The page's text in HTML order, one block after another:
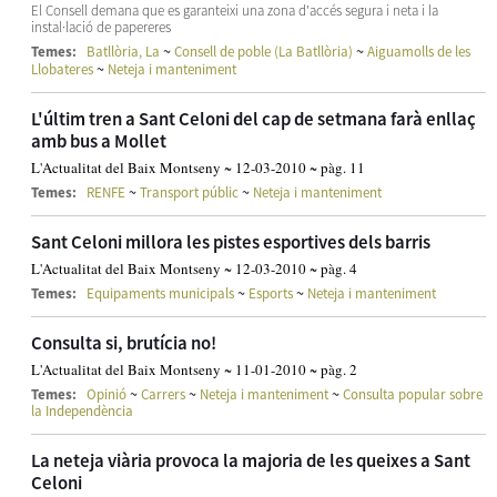
El Consell demana que es garanteixi una zona d'accés segura i neta i la
instal·lació de papereres
Temes:
Batllòria, La ~Consell de poble (La Batllòria) ~Aiguamolls de les
Llobateres~ Neteja i manteniment
L'últim tren a Sant Celoni del cap de setmana farà enllaç
amb bus a Mollet
L'Actualitat del Baix Montseny ~ 12-03-2010 ~ pàg. 11
Temes: RENFE~Transport públic~ Neteja i manteniment
Sant Celoni millora les pistes esportives dels barris
L'Actualitat del Baix Montseny ~ 12-03-2010 ~ pàg. 4
Temes: Equipaments municipals~ Esports~ Neteja i manteniment
Consulta si, brutícia no!
L'Actualitat del Baix Montseny ~ 11-01-2010 ~ pàg. 2
Temes: Opinió~Carrers~ Neteja i manteniment~Consulta popular sobre
la Independència
La neteja viària provoca la majoria de les queixes a Sant
Celoni